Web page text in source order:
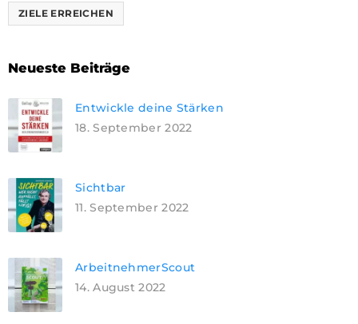
ZIELE ERREICHEN
Neueste Beiträge
Entwickle deine Stärken
18. September 2022
Sichtbar
11. September 2022
ArbeitnehmerScout
14. August 2022